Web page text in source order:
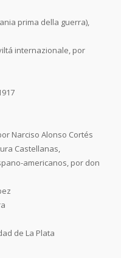
prima della guerra),
internazionale, por
Narciso Alonso Cortés
Castellanas,
americanos, por don
de La Plata